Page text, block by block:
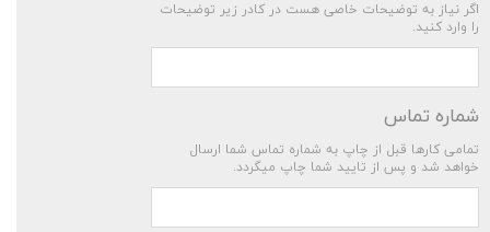
اگر نیاز به توضیحات خاصی هست در کادر زیر توضیحات
را وارد کنید.
شماره تماس
تمامی کارها قبل از چاپ به شماره تماس شما ارسال
خواهد شد و پس از تایید شما چاپ میگردد.